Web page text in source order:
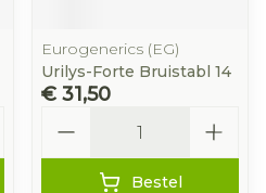
Eurogenerics (EG)
Urilys-Forte Bruistabl 14
€ 31,50
Bestel